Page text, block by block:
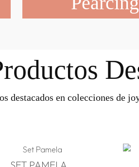
destacados en colecciones de